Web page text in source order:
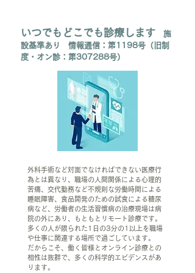
いつでもどこでも診療します 施
設基準あり 情報通信：第1198号 （旧制
度・オン診：第307288号）
外科手術など対面でなければできない医療行
為とは異なり、職場の人間関係による心理的
苦痛、交代勤務など不規則な労働時間による
睡眠障害、食品開発のための試食による糖尿
病など、労働者の生活習慣病の治療現場は病
院の外にあり、もともとリモート診療です。
多くの人が限られた1日の3分の1以上を職場
や仕事に関連する場所で過ごしています。
​だからこそ、働く皆様とオンライン診療との
相性は抜群で、多くの科学的エビデンスがあ
ります。